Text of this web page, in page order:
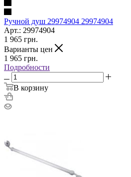
Ручной душ 29974904 29974904
Арт.: 29974904
1 965 грн.
Варианты цен
1 965 грн.
Подробности
В корзину